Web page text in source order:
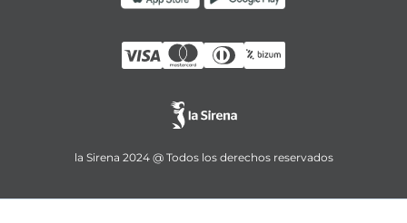
la Sirena 2024 @ Todos los derechos reservados